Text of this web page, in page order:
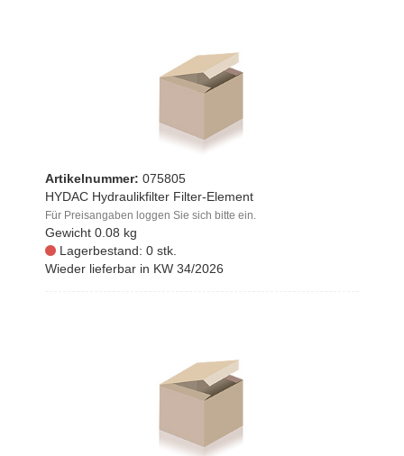
Artikelnummer: 075805
HYDAC Hydraulikfilter Filter-Element
Für Preisangaben loggen Sie sich bitte ein.
Gewicht 0.08 kg
Lagerbestand: 0 stk.
Wieder lieferbar in KW 34/2026